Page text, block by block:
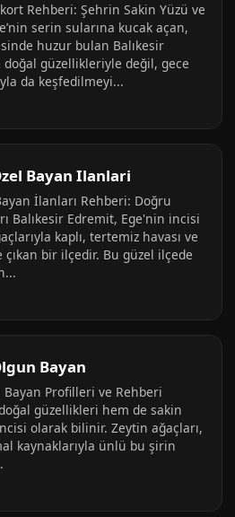
Rehberi: Şehrin Sakin Yüzü ve
serin sularına kucak açan,
huzur bulan Balıkesir
doğal güzellikleriyle değil, gece
da keşfedilmeyi...
Bayan Ilanlari
İlanları Rehberi: Doğru
Balıkesir Edremit, Ege'nin incisi
kaplı, tertemiz havası ve
bir ilçedir. Bu güzel ilçede
Bayan
Profilleri ve Rehberi
güzellikleri hem de sakin
olarak bilinir. Zeytin ağaçları,
kaynaklarıyla ünlü bu şirin